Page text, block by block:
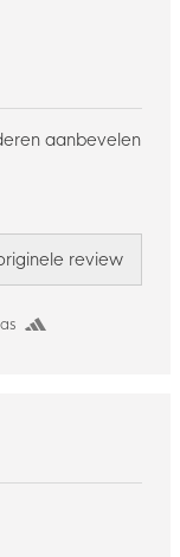
aanbevelen
review